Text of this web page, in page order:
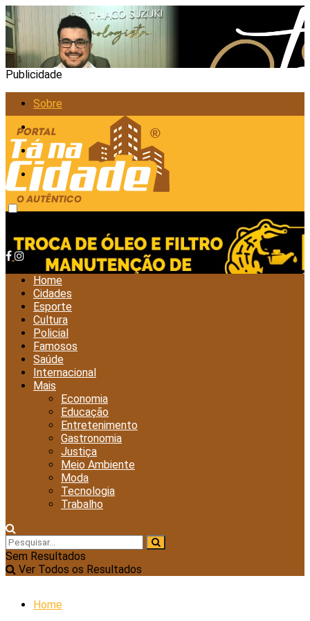
Publicidade
Sobre
Anunciar
Política de Privacidade
Contato
sexta-feira, agosto 7, 2026
Home
Cidades
Esporte
Cultura
Policial
Famosos
Saúde
Internacional
Mais
Economia
Educação
Entretenimento
Gastronomia
Justiça
Meio Ambiente
Moda
Tecnologia
Trabalho
Sem Resultados
Ver Todos os Resultados
Home